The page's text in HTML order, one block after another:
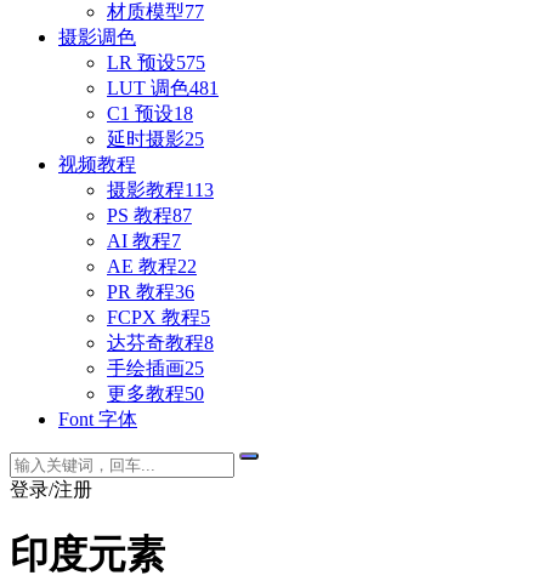
材质模型77
摄影调色
LR 预设575
LUT 调色481
C1 预设18
延时摄影25
视频教程
摄影教程113
PS 教程87
AI 教程7
AE 教程22
PR 教程36
FCPX 教程5
达芬奇教程8
手绘插画25
更多教程50
Font 字体
登录/注册
印度元素